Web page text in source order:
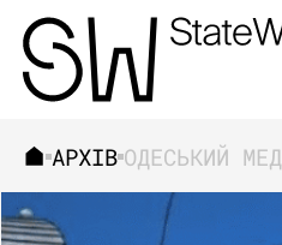
АРХІВ